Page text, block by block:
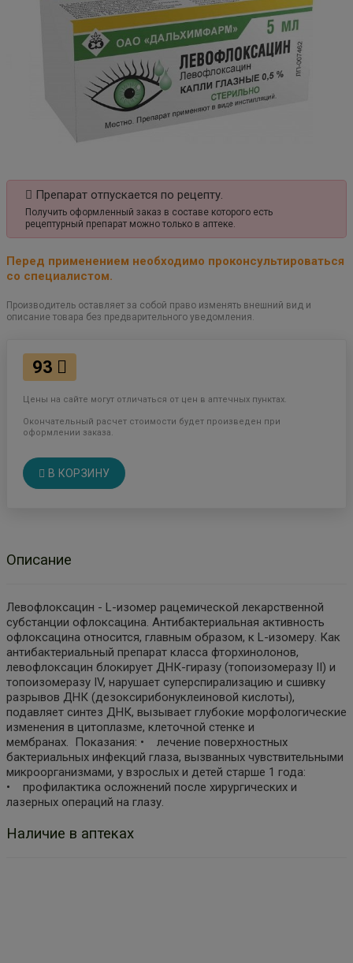
Препарат отпускается по рецепту.
Получить оформленный заказ в составе которого есть
рецептурный препарат можно только в аптеке.
Перед применением необходимо проконсультироваться
со специалистом.
Производитель оставляет за собой право изменять внешний вид и
описание товара без предварительного уведомления.
93
Цены на сайте могут отличаться от цен в аптечных пунктах.
Окончательный расчет стоимости будет произведен при
оформлении заказа.
В КОРЗИНУ
Описание
Левофлоксацин - L-изомер рацемической лекарственной
субстанции офлоксацина. Антибактериальная активность
офлоксацина относится, главным образом, к L-изомеру. Как
антибактериальный препарат класса фторхинолонов,
левофлоксацин блокирует ДНК-гиразу (топоизомеразу II) и
топоизомеразу IV, нарушает суперспирализацию и сшивку
разрывов ДНК (дезоксирибонуклеиновой кислоты),
подавляет синтез ДНК, вызывает глубокие морфологические
изменения в цитоплазме, клеточной стенке и
мембранах. Показания: • лечение поверхностных
бактериальных инфекций глаза, вызванных чувствительными
микроорганизмами, у взрослых и детей старше 1 года:
• профилактика осложнений после хирургических и
лазерных операций на глазу.
Наличие в аптеках